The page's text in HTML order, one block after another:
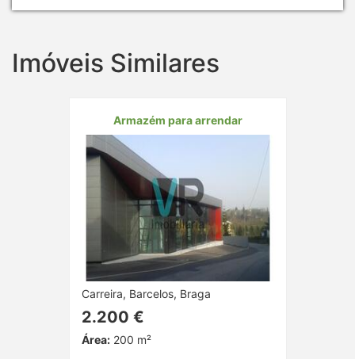
Imóveis Similares
Armazém para arrendar
Carreira, Barcelos, Braga
2.200 €
Área:200 m²